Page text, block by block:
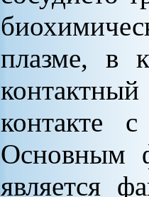
плазме, в
контакте
Основным
является